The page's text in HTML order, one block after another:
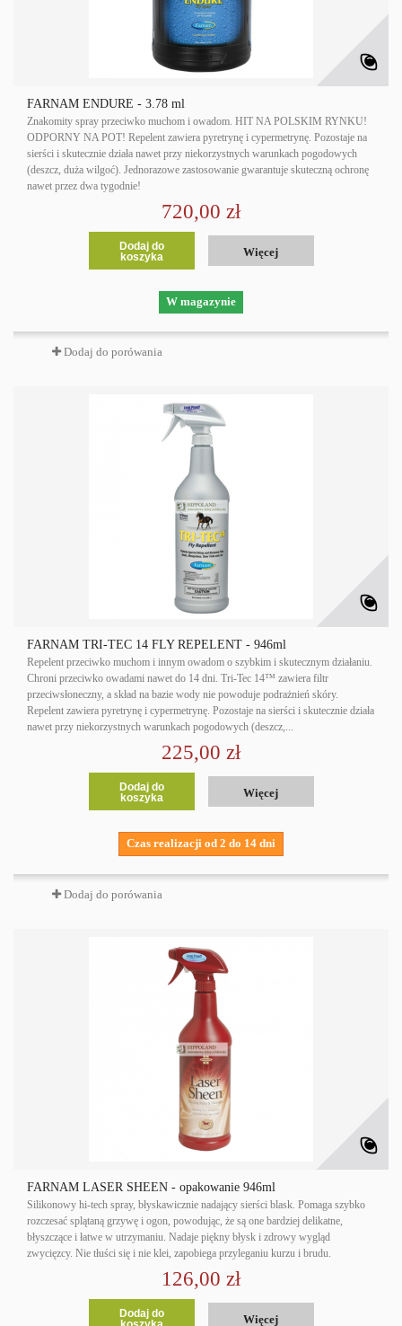
FARNAM ENDURE - 3.78 ml
Znakomity spray przeciwko muchom i owadom. HIT NA POLSKIM RYNKU!
ODPORNY NA POT! Repelent zawiera pyretrynę i cypermetrynę. Pozostaje na
sierści i skutecznie działa nawet przy niekorzystnych warunkach pogodowych
(deszcz, duża wilgoć). Jednorazowe zastosowanie gwarantuje skuteczną ochronę
nawet przez dwa tygodnie!
720,00 zł
Dodaj do
koszyka
Więcej
W magazynie
Dodaj do porówania
FARNAM TRI-TEC 14 FLY REPELENT - 946ml
Repelent przeciwko muchom i innym owadom o szybkim i skutecznym działaniu.
Chroni przeciwko owadami nawet do 14 dni. Tri-Tec 14™ zawiera filtr
przeciwsłoneczny, a skład na bazie wody nie powoduje podrażnień skóry.
Repelent zawiera pyretrynę i cypermetrynę. Pozostaje na sierści i skutecznie działa
nawet przy niekorzystnych warunkach pogodowych (deszcz,...
225,00 zł
Dodaj do
koszyka
Więcej
Czas realizacji od 2 do 14 dni
Dodaj do porówania
FARNAM LASER SHEEN - opakowanie 946ml
Silikonowy hi-tech spray, błyskawicznie nadający sierści blask. Pomaga szybko
rozczesać splątaną grzywę i ogon, powodując, że są one bardziej delikatne,
błyszczące i łatwe w utrzymaniu. Nadaje piękny błysk i zdrowy wygląd
zwycięzcy. Nie tłuści się i nie klei, zapobiega przyleganiu kurzu i brudu.
126,00 zł
Dodaj do
Więcej